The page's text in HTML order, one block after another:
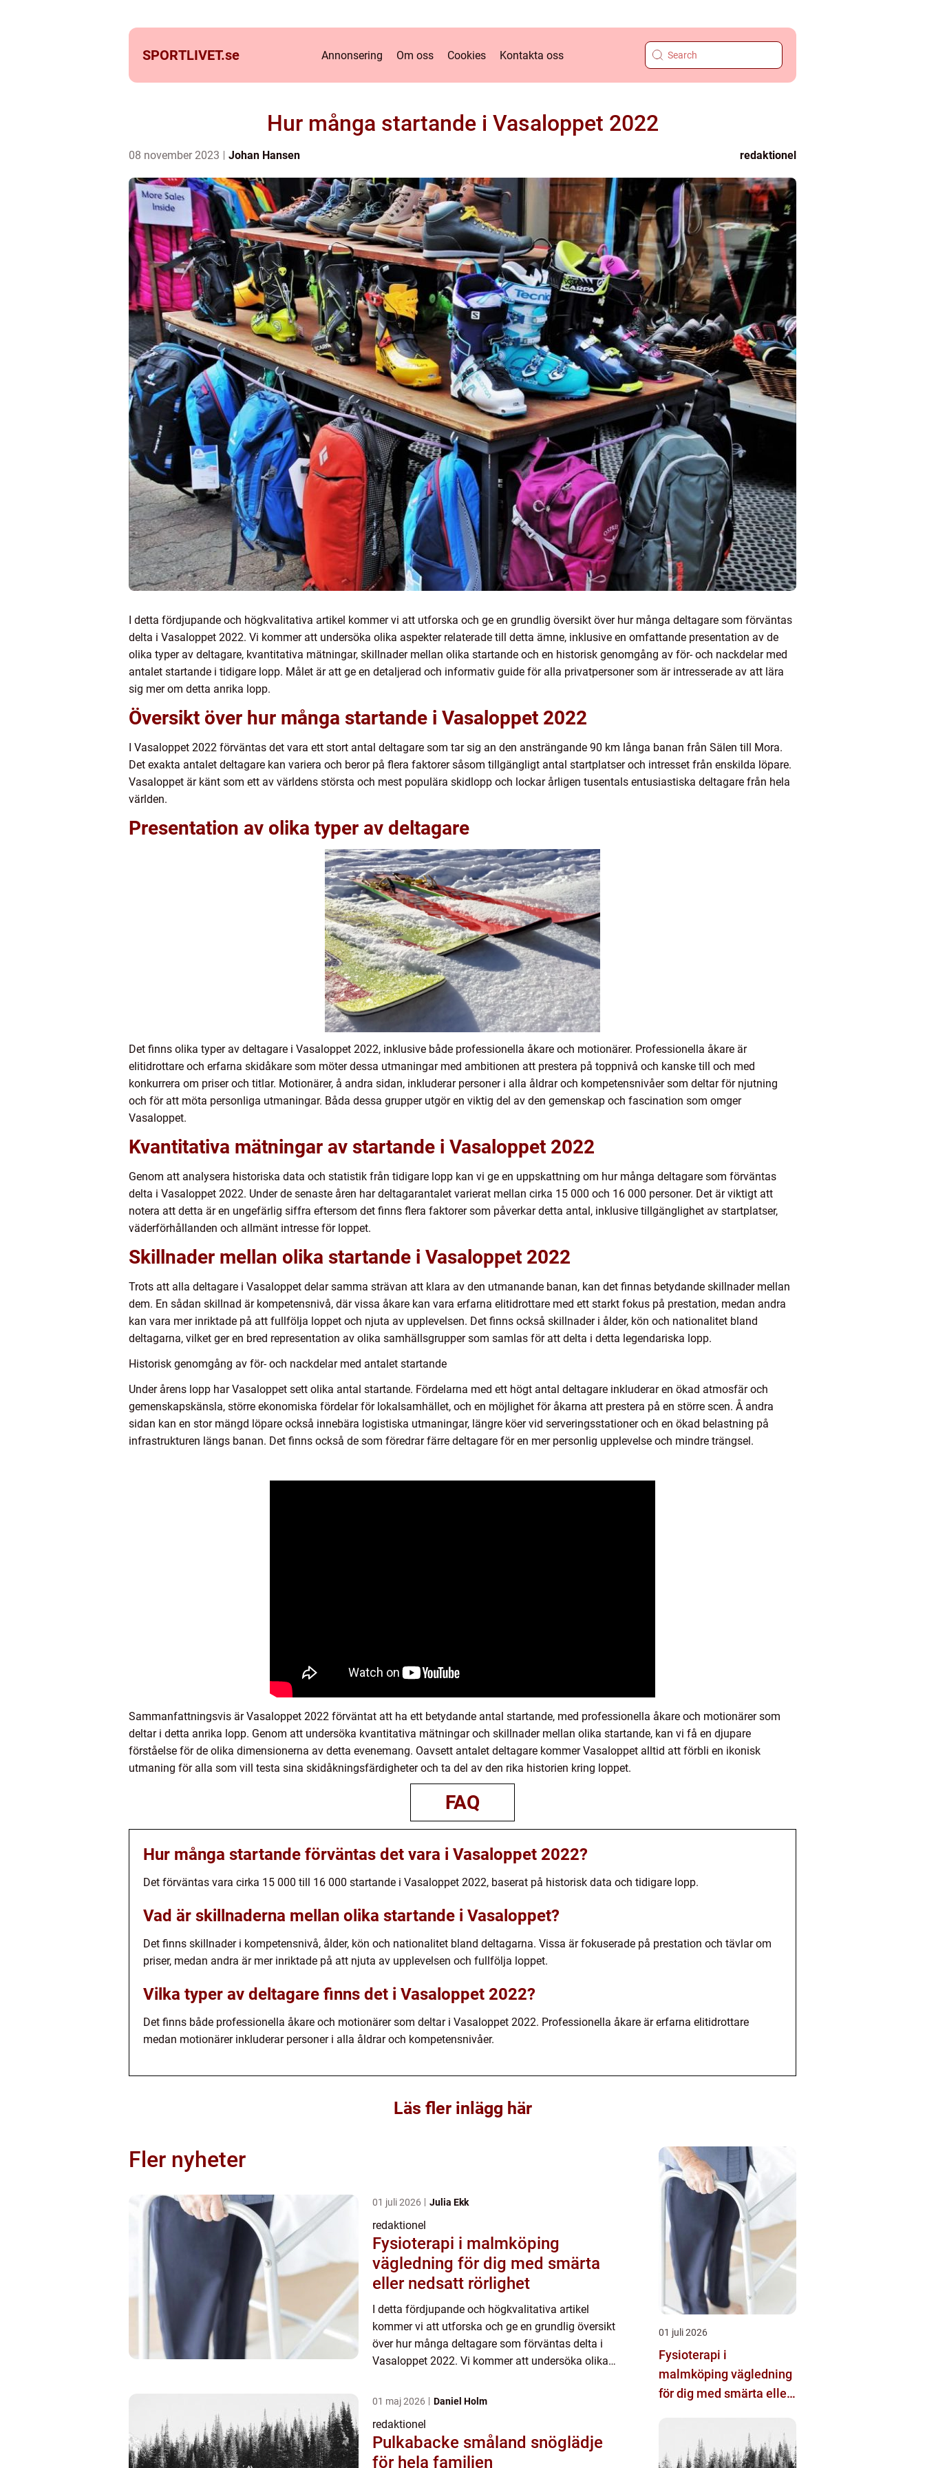
SPORTLIVET.se Annonsering Om oss Cookies Kontakta oss
Hur många startande i Vasaloppet 2022
08 november 2023 Johan Hansen redaktionel
I detta fördjupande och högkvalitativa artikel kommer vi att utforska och ge en grundlig översikt över hur många deltagare som förväntas
delta i Vasaloppet 2022. Vi kommer att undersöka olika aspekter relaterade till detta ämne, inklusive en omfattande presentation av de
olika typer av deltagare, kvantitativa mätningar, skillnader mellan olika startande och en historisk genomgång av för- och nackdelar med
antalet startande i tidigare lopp. Målet är att ge en detaljerad och informativ guide för alla privatpersoner som är intresserade av att lära
sig mer om detta anrika lopp.
Översikt över hur många startande i Vasaloppet 2022
I Vasaloppet 2022 förväntas det vara ett stort antal deltagare som tar sig an den ansträngande 90 km långa banan från Sälen till Mora.
Det exakta antalet deltagare kan variera och beror på flera faktorer såsom tillgängligt antal startplatser och intresset från enskilda löpare.
Vasaloppet är känt som ett av världens största och mest populära skidlopp och lockar årligen tusentals entusiastiska deltagare från hela
världen.
Presentation av olika typer av deltagare
Det finns olika typer av deltagare i Vasaloppet 2022, inklusive både professionella åkare och motionärer. Professionella åkare är
elitidrottare och erfarna skidåkare som möter dessa utmaningar med ambitionen att prestera på toppnivå och kanske till och med
konkurrera om priser och titlar. Motionärer, å andra sidan, inkluderar personer i alla åldrar och kompetensnivåer som deltar för njutning
och för att möta personliga utmaningar. Båda dessa grupper utgör en viktig del av den gemenskap och fascination som omger
Vasaloppet.
Kvantitativa mätningar av startande i Vasaloppet 2022
Genom att analysera historiska data och statistik från tidigare lopp kan vi ge en uppskattning om hur många deltagare som förväntas
delta i Vasaloppet 2022. Under de senaste åren har deltagarantalet varierat mellan cirka 15 000 och 16 000 personer. Det är viktigt att
notera att detta är en ungefärlig siffra eftersom det finns flera faktorer som påverkar detta antal, inklusive tillgänglighet av startplatser,
väderförhållanden och allmänt intresse för loppet.
Skillnader mellan olika startande i Vasaloppet 2022
Trots att alla deltagare i Vasaloppet delar samma strävan att klara av den utmanande banan, kan det finnas betydande skillnader mellan
dem. En sådan skillnad är kompetensnivå, där vissa åkare kan vara erfarna elitidrottare med ett starkt fokus på prestation, medan andra
kan vara mer inriktade på att fullfölja loppet och njuta av upplevelsen. Det finns också skillnader i ålder, kön och nationalitet bland
deltagarna, vilket ger en bred representation av olika samhällsgrupper som samlas för att delta i detta legendariska lopp.
Historisk genomgång av för- och nackdelar med antalet startande
Under årens lopp har Vasaloppet sett olika antal startande. Fördelarna med ett högt antal deltagare inkluderar en ökad atmosfär och
gemenskapskänsla, större ekonomiska fördelar för lokalsamhället, och en möjlighet för åkarna att prestera på en större scen. Å andra
sidan kan en stor mängd löpare också innebära logistiska utmaningar, längre köer vid serveringsstationer och en ökad belastning på
infrastrukturen längs banan. Det finns också de som föredrar färre deltagare för en mer personlig upplevelse och mindre trängsel.
Sammanfattningsvis är Vasaloppet 2022 förväntat att ha ett betydande antal startande, med professionella åkare och motionärer som
deltar i detta anrika lopp. Genom att undersöka kvantitativa mätningar och skillnader mellan olika startande, kan vi få en djupare
förståelse för de olika dimensionerna av detta evenemang. Oavsett antalet deltagare kommer Vasaloppet alltid att förbli en ikonisk
utmaning för alla som vill testa sina skidåkningsfärdigheter och ta del av den rika historien kring loppet.
FAQ
Hur många startande förväntas det vara i Vasaloppet 2022?
Det förväntas vara cirka 15 000 till 16 000 startande i Vasaloppet 2022, baserat på historisk data och tidigare lopp.
Vad är skillnaderna mellan olika startande i Vasaloppet?
Det finns skillnader i kompetensnivå, ålder, kön och nationalitet bland deltagarna. Vissa är fokuserade på prestation och tävlar om
priser, medan andra är mer inriktade på att njuta av upplevelsen och fullfölja loppet.
Vilka typer av deltagare finns det i Vasaloppet 2022?
Det finns både professionella åkare och motionärer som deltar i Vasaloppet 2022. Professionella åkare är erfarna elitidrottare
medan motionärer inkluderar personer i alla åldrar och kompetensnivåer.
Läs fler inlägg här
Fler nyheter
01 juli 2026 Julia Ekk
redaktionel
Fysioterapi i malmköping
vägledning för dig med smärta
eller nedsatt rörlighet
I detta fördjupande och högkvalitativa artikel
kommer vi att utforska och ge en grundlig översikt
över hur många deltagare som förväntas delta i
Vasaloppet 2022. Vi kommer att undersöka olika
omfattan...
01 maj 2026 Daniel Holm
redaktionel
Pulkabacke småland snöglädje
för hela familjen
01 juli 2026
Fysioterapi i
malmköping vägledning
för dig med smärta eller